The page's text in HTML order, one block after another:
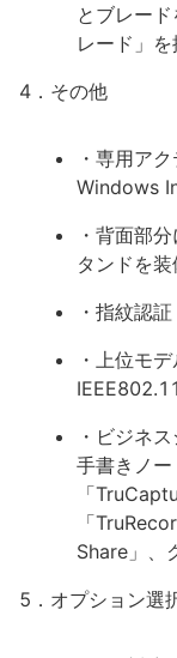
とブレー
レード」
4．その他
・専用ア
Windows
・背面部
タンドを装
・指紋認
・上位モ
・ビジネ
手書きノ
「
「
Share」、
5．オプション選